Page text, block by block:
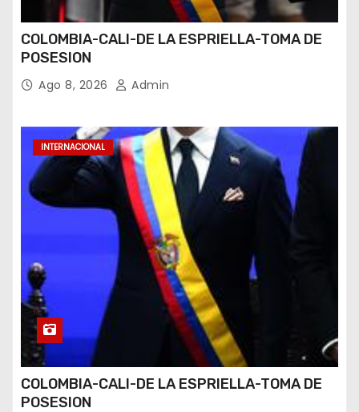
COLOMBIA-CALI-DE LA ESPRIELLA-TOMA DE
POSESION
Ago 8, 2026 Admin
INTERNACIONAL
COLOMBIA-CALI-DE LA ESPRIELLA-TOMA DE
POSESION